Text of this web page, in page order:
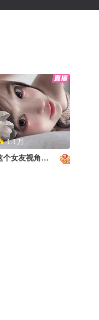
1.1万
这个女友视角好治愈~